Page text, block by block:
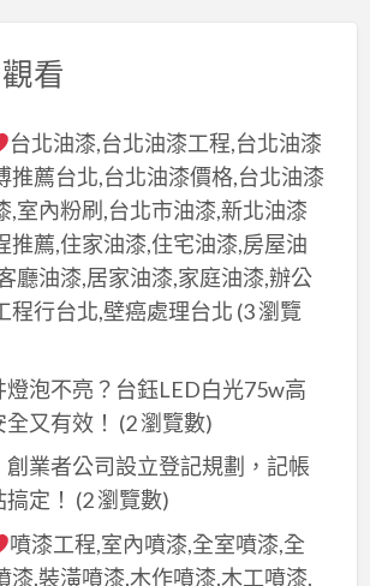
看
台北油漆,台北油漆工程,台北油漆
推薦台北,台北油漆價格,台北油漆
,室內粉刷,台北市油漆,新北油漆
推薦,住家油漆,住宅油漆,房屋油
廳油漆,居家油漆,家庭油漆,辦公
程行台北,壁癌處理台北 (3 瀏覽
泡不亮？台鈺LED白光75w高
又有效！ (2 瀏覽數)
業者公司設立登記規劃，記帳
定！ (2 瀏覽數)
噴漆工程,室內噴漆,全室噴漆,全
漆,裝潢噴漆,木作噴漆,木工噴漆,